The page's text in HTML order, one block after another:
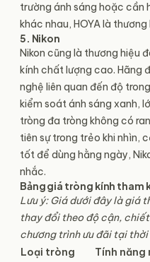
trường ánh sáng hoặc cần
khác nhau, HOYA là
5. Nikon
Nikon cũng là thương hiệu
kính chất lượng cao. Hãng
nghệ liên quan đến độ
kiểm soát ánh sáng xanh,
tròng đa tròng không có
tiên sự trong trẻo khi nhìn,
tốt để dùng hằng ngày,
nhắc.
Bảng giá tròng kính tham
Lưu ý: Giá dưới đây là giá
thay đổi theo độcận,
chương trình ưu đãi tại
Loại tròng
Tính năng